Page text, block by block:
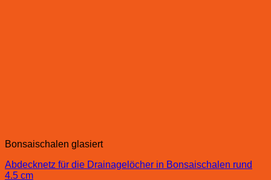
Bonsaischalen glasiert
Abdecknetz für die Drainagelöcher in Bonsaischalen rund
4.5 cm